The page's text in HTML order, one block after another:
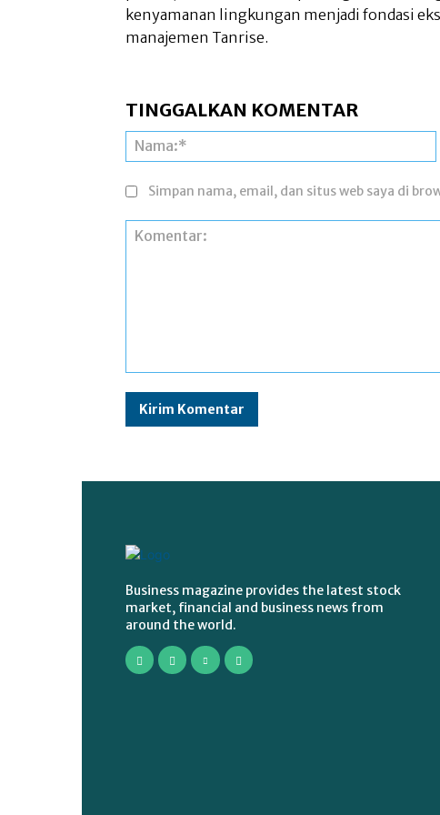
kenyamanan lingkungan menjadi fondasi
manajemen Tanrise.
TINGGALKAN KOMENTAR
Simpan nama, email, dan situs web saya di
Business magazine provides the latest stock
market, financial and business news from
around the world.